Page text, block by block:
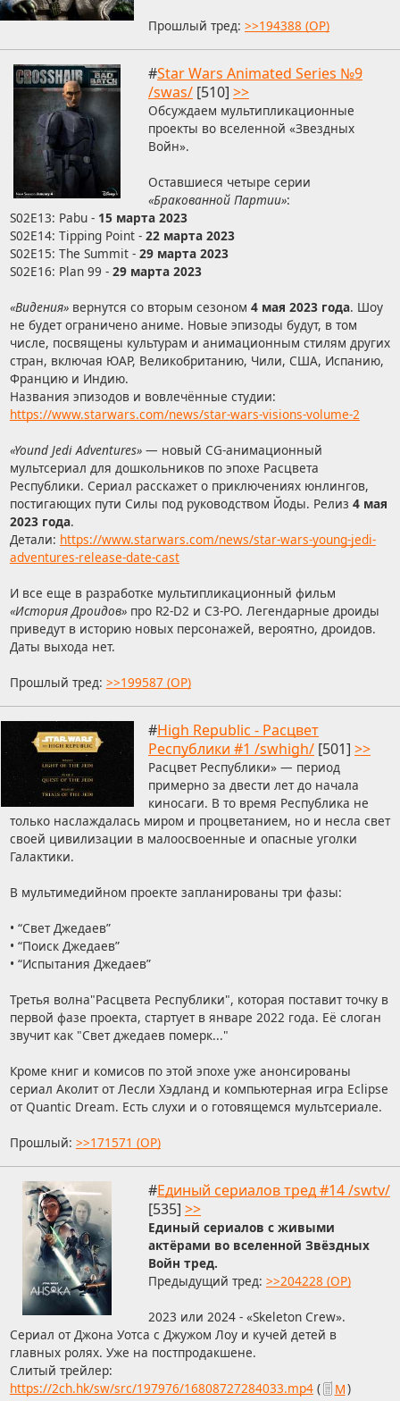
Прошлый тред: >>194388 (OP)
#Star Wars Animated Series №9
/swas/ [510] >>
Обсуждаем мультипликационные
проекты во вселенной «Звездных
Войн».
Оставшиеся четыре серии
«Бракованной Партии»:
S02E13: Pabu - 15 марта 2023
S02E14: Tipping Point - 22 марта 2023
S02E15: The Summit - 29 марта 2023
S02E16: Plan 99 - 29 марта 2023
«Видения»вернутся со вторым сезоном 4 мая 2023 года. Шоу
не будет ограничено аниме. Новые эпизоды будут, в том
числе, посвящены культурам и анимационным стилям других
стран, включая ЮАР, Великобританию, Чили, США, Испанию,
Францию и Индию.
Названия эпизодов и вовлечённые студии:
https://www.starwars.com/news/star-wars-visions-volume-2
«Yound Jedi Adventures»— новый CG-анимационный
мультсериал для дошкольников по эпохе Расцвета
Республики. Сериал расскажет о приключениях юнлингов,
постигающих пути Силы под руководством Йоды. Релиз 4 мая
2023 года.
Детали: https://www.starwars.com/news/star-wars-young-jedi-
adventures-release-date-cast
И все еще в разработке мультипликационный фильм
«История Дроидов»про R2-D2 и C3-PO. Легендарные дроиды
приведут в историю новых персонажей, вероятно, дроидов.
Даты выхода нет.
Прошлый тред: >>199587 (OP)
#High Republic - Расцвет
Республики #1 /swhigh/ [501] >>
Расцвет Республики» — период
примерно за двести лет до начала
киносаги. В то время Республика не
только наслаждалась миром и процветанием, но и несла свет
своей цивилизации в малоосвоенные и опасные уголки
Галактики.
В мультимедийном проекте запланированы три фазы:
• “Свет Джедаев”
• “Поиск Джедаев”
• “Испытания Джедаев”
Третья волна"Расцвета Республики", которая поставит точку в
первой фазе проекта, стартует в январе 2022 года. Её слоган
звучит как "Свет джедаев померк..."
Кроме книг и комисов по этой эпохе уже анонсированы
сериал Аколит от Лесли Хэдланд и компьютерная игра Eclipse
от Quantic Dream. Есть слухи и о готовящемся мультсериале.
Прошлый: >>171571 (OP)
#Единый сериалов тред #14 /swtv/
[535] >>
Единый сериалов с живыми
актёрами во вселенной Звёздных
Войн тред.
Предыдущий тред: >>204228 (OP)
2023 или 2024 - «Skeleton Crew».
Сериал от Джона Уотса с Джужом Лоу и кучей детей в
главных ролях. Уже на постпродакшене.
Слитый трейлер:
https://2ch.hk/sw/src/197976/16808727284033.mp4( М)